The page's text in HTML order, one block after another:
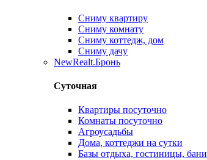
Сниму квартиру
Сниму комнату
Сниму коттедж, дом
Сниму дачу
NewRealt.Бронь
Суточная
Квартиры посуточно
Комнаты посуточно
Агроусадьбы
Дома, коттеджи на сутки
Базы отдыха, гостиницы, бани